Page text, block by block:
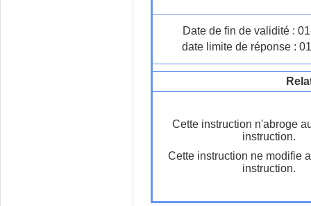
Date de fin de validité :
date limite de réponse :
Cette instruction n'abroge
instruction.
Cette instruction ne modifie
instruction.